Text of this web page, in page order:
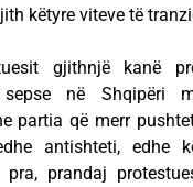
këtyre viteve të
gjithnjë kanë
sepse në Shqipëri
partia që merr
antishteti, edhe
pra, prandaj